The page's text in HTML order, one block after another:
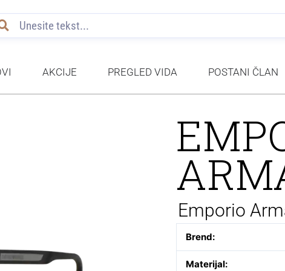
AKCIJE PREGLED VIDA POSTANI ČLAN
Emporio
Brend:
Materijal: